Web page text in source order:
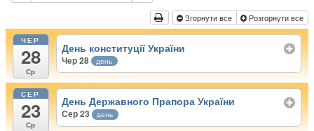
Згорнути все Розгорнути все
ЧЕР
28
Ср
День конституції України
Чер 28 день
СЕР
23
Ср
День Державного Прапора України
Сер 23 день